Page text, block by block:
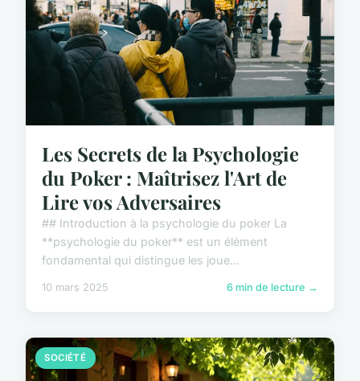
Les Secrets de la Psychologie
du Poker : Maîtrisez l'Art de
Lire vos Adversaires
## Introduction à la psychologie du poker La
**psychologie du poker** est un élément
fondamental qui distingue les joue...
10 mars 2025 6 min de lecture →
SOCIÉTÉ